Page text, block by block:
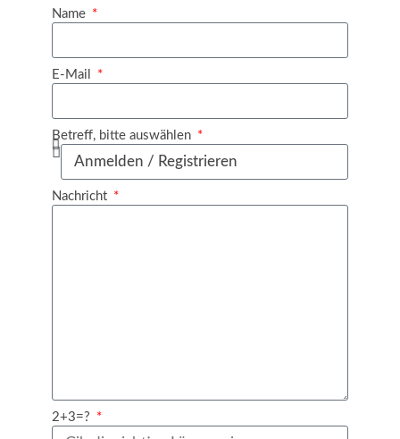
Name
E-Mail
Betreff, bitte auswählen
Nachricht
2+3=?